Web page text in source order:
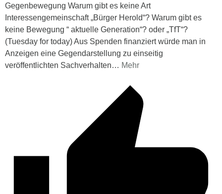
Gegenbewegung Warum gibt es keine Art
Interessengemeinschaft „Bürger Herold“? Warum gibt es
keine Bewegung “ aktuelle Generation“? oder „TfT“?
(Tuesday for today) Aus Spenden finanziert würde man in
Anzeigen eine Gegendarstellung zu einseitig
veröffentlichten Sachverhalten… Mehr